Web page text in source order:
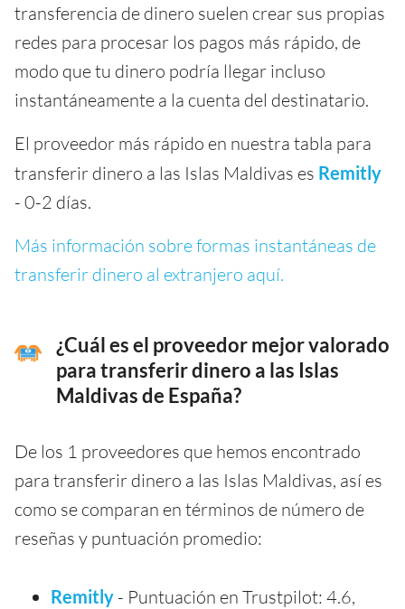
transferencia de dinero suelen crear sus propias
redes para procesar los pagos más rápido, de
modo que tu dinero podría llegar incluso
instantáneamente a la cuenta del destinatario.
El proveedor más rápido en nuestra tabla para
transferir dinero a las Islas Maldivas es Remitly
- 0-2 días.
Más información sobre formas instantáneas de
transferir dinero al extranjero aquí.
¿Cuál es el proveedor mejor valorado
para transferir dinero a las Islas
Maldivas de España?
De los 1 proveedores que hemos encontrado
para transferir dinero a las Islas Maldivas, así es
como se comparan en términos de número de
reseñas y puntuación promedio:
Remitly - Puntuación en Trustpilot: 4.6,